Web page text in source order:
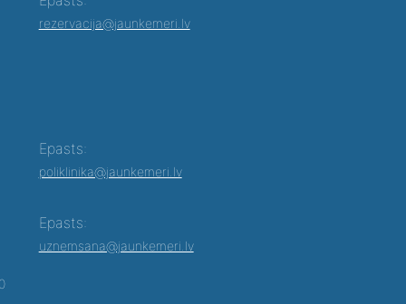
rezervacija@jaunkemeri.lv
Epasts:
poliklinika@jaunkemeri.lv
Epasts:
uznemsana@jaunkemeri.lv